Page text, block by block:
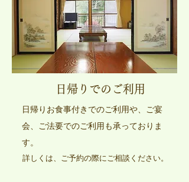
日帰りでのご利用
日帰りお食事付きでのご利用や、ご宴
会、ご法要でのご利用も​承っておりま
す。
詳しくは、ご予約の際にご相談ください。